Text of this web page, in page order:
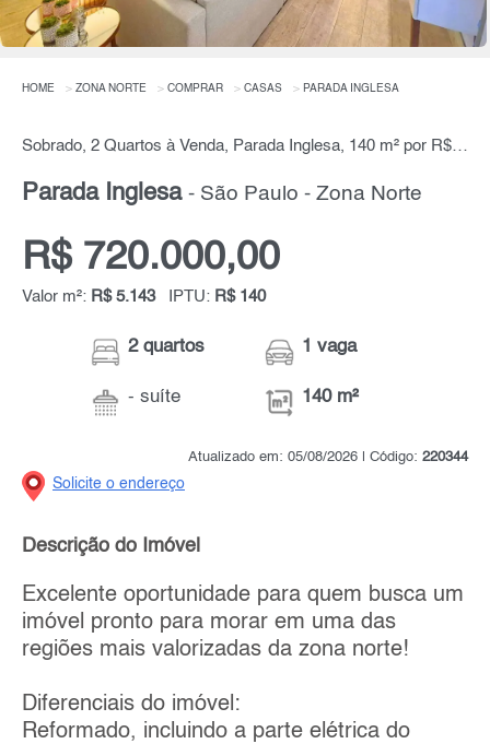
HOME ZONA NORTE COMPRAR CASAS PARADA INGLESA
Sobrado, 2 Quartos à Venda, Parada Inglesa, 140 m² por R$ 720.000,00
Parada Inglesa - São Paulo - Zona Norte
R$ 720.000,00
Valor m²: R$ 5.143 IPTU: R$ 140
2 quartos
- suíte
1 vaga
140 m²
Atualizado em: 05/08/2026 | Código: 220344
Solicite o endereço
Descrição do Imóvel
Excelente oportunidade para quem busca um
imóvel pronto para morar em uma das
regiões mais valorizadas da zona norte!
Diferenciais do imóvel:
Reformado, incluindo a parte elétrica do